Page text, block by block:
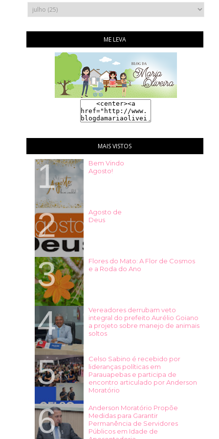
ME LEVA
MAIS VISTOS
Bem Vindo
Agosto!
Agosto de
Deus
Flores do Mato: A Flor de Cosmos
e a Roda do Ano
Vereadores derrubam veto
integral do prefeito Aurélio Goiano
a projeto sobre manejo de animais
soltos
Celso Sabino é recebido por
lideranças políticas em
Parauapebas e participa de
encontro articulado por Anderson
Moratório
Anderson Moratório Propõe
Medidas para Garantir
Permanência de Servidores
Públicos em Idade de